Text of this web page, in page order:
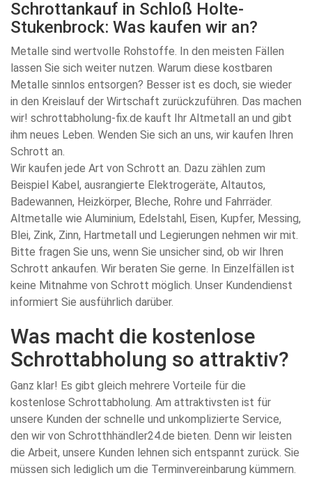
Schrottankauf in Schloß Holte-
Stukenbrock: Was kaufen wir an?
Metalle sind wertvolle Rohstoffe. In den meisten Fällen
lassen Sie sich weiter nutzen. Warum diese kostbaren
Metalle sinnlos entsorgen? Besser ist es doch, sie wieder
in den Kreislauf der Wirtschaft zurückzuführen. Das machen
wir! schrottabholung-fix.de kauft Ihr Altmetall an und gibt
ihm neues Leben. Wenden Sie sich an uns, wir kaufen Ihren
Schrott an.
Wir kaufen jede Art von Schrott an. Dazu zählen zum
Beispiel Kabel, ausrangierte Elektrogeräte, Altautos,
Badewannen, Heizkörper, Bleche, Rohre und Fahrräder.
Altmetalle wie Aluminium, Edelstahl, Eisen, Kupfer, Messing,
Blei, Zink, Zinn, Hartmetall und Legierungen nehmen wir mit.
Bitte fragen Sie uns, wenn Sie unsicher sind, ob wir Ihren
Schrott ankaufen. Wir beraten Sie gerne. In Einzelfällen ist
keine Mitnahme von Schrott möglich. Unser Kundendienst
informiert Sie ausführlich darüber.
Was macht die kostenlose
Schrottabholung so attraktiv?
Ganz klar! Es gibt gleich mehrere Vorteile für die
kostenlose Schrottabholung. Am attraktivsten ist für
unsere Kunden der schnelle und unkomplizierte Service,
den wir von Schrotthhändler24.de bieten. Denn wir leisten
die Arbeit, unsere Kunden lehnen sich entspannt zurück. Sie
müssen sich lediglich um die Terminvereinbarung kümmern.